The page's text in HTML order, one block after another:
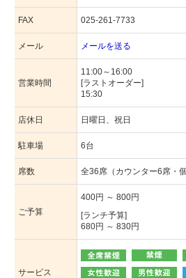
FAX 025-261-7733
メール メールを送る
営業時間
11:00～16:00
[ラストオーダー]
15:30
店休日 日曜日、祝日
駐車場 6台
席数 全36席（カウンター6席・個
ご予算
400円 ～ 800円
[ランチ予算]
680円 ～ 830円
サービス